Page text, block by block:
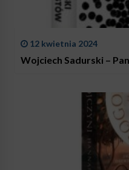
12 kwietnia 2024
Wojciech Sadurski –